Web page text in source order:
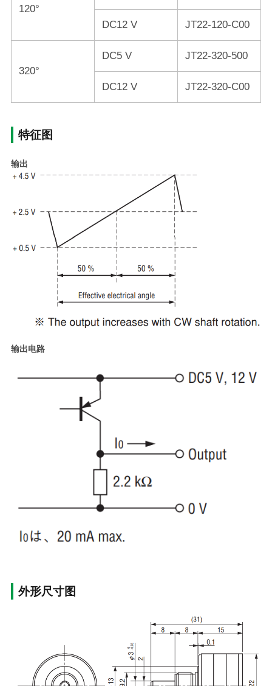
120°
DC12 V JT22-120-C00
320°
DC5 V JT22-320-500
DC12 V JT22-320-C00
特征图
输出
输出电路
外形尺寸图